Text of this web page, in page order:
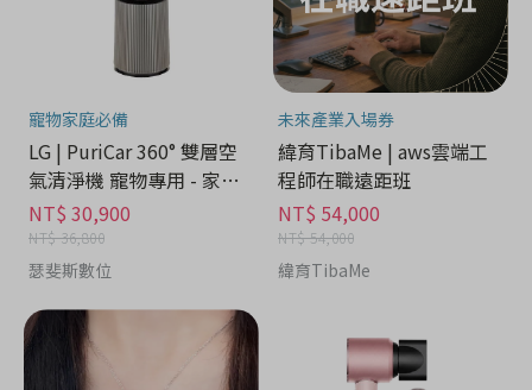
寵物家庭必備
LG | PuriCar 360° 雙層空
氣清淨機 寵物專用 - 家電
分期
NT$ 30,900
NT$ 36,800
瑟斐斯數位
未來產業入場券
緯育TibaMe | aws雲端工
程師在職遠距班
NT$ 54,000
NT$ 54,000
緯育TibaMe